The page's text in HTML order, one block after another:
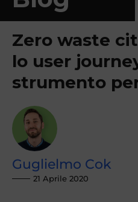
Zero waste
lo user
strumento
Guglielmo Cok
21 Aprile 2020